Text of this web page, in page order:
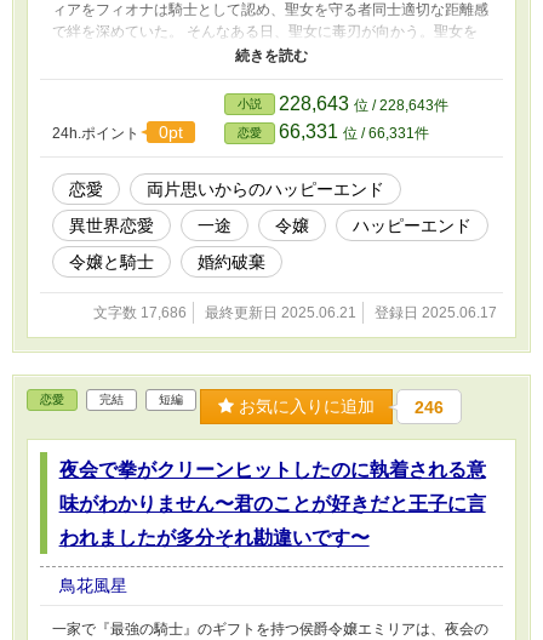
ィアをフィオナは騎士として認め、聖女を守る者同士適切な距離感
で絆を深めていた。 そんなある日、聖女に毒刃が向かう。聖女を
庇って毒をくらったヴィアは平静を装っていたが、その毒は静かに
ヴィアを蝕んでいく。ヴィアを助けたいフィオナと、大切に思うか
らこそフィオナを巻き込みたくないヴィア。二人の距離は急速に縮
24h.ポイント
0pt
小説 228,643 位 / 228,643件
恋愛 66,331 位 / 66,331件
恋愛
両片思いからのハッピーエンド
異世界恋愛
一途 令嬢
ハッピーエンド
令嬢と騎士
婚約破棄
文字数 17,686 最終更新日 2025.06.21 登録日 2025.06.17
恋愛 完結 短編 お気に入りに追加 246
夜会で拳がクリーンヒットしたのに執着される意
味がわかりません〜君のことが好きだと王子に言
われましたが多分それ勘違いです〜
鳥花風星
一家で『最強の騎士』のギフトを持つ侯爵令嬢エミリアは、夜会の